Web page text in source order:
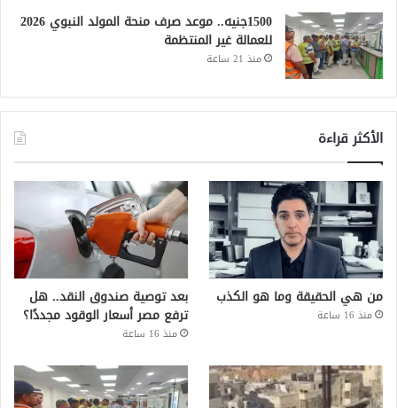
1500جنيه.. موعد صرف منحة المولد النبوي 2026
للعمالة غير المنتظمة
منذ 21 ساعة
الأكثر قراءة
من هي الحقيقة وما هو الكذب
منذ 16 ساعة
بعد توصية صندوق النقد.. هل
ترفع مصر أسعار الوقود مجددًا؟
منذ 16 ساعة